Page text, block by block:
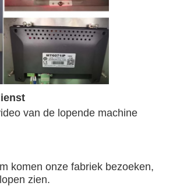
van de lopende machine
komen onze fabriek bezoeken,
zien.